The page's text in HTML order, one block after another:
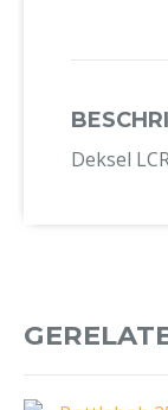
Deksel